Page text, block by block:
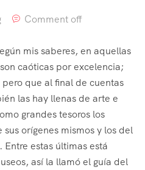
Comment off
mis saberes, en aquellas
caóticas por excelencia;
que al final de cuentas
las hay llenas de arte e
grandes tesoros los
orígenes mismos y los del
estas últimas está
así la llamó el guía del